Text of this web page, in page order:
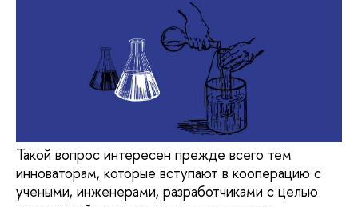
Такой вопрос интересен прежде всего тем
инноваторам, которые вступают в кооперацию с
учеными, инженерами, разработчиками с целью